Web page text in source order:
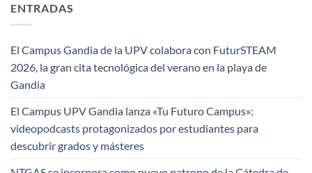
ENTRADAS
El Campus Gandia de la UPV colabora con FuturSTEAM
2026, la gran cita tecnológica del verano en la playa de
Gandia
El Campus UPV Gandia lanza «Tu Futuro Campus»:
videopodcasts protagonizados por estudiantes para
descubrir grados y másteres